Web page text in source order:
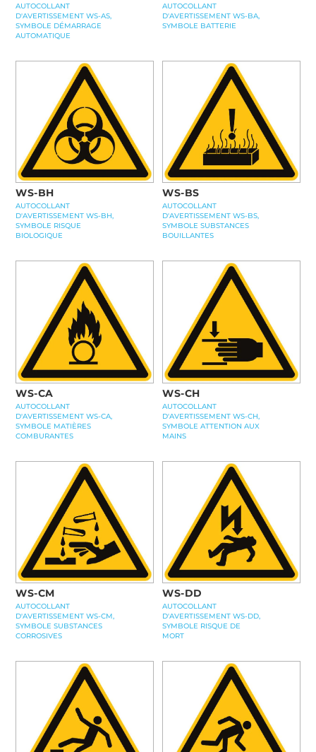
AUTOCOLLANT
D'AVERTISSEMENT WS-AS,
SYMBOLE DÉMARRAGE
AUTOMATIQUE
AUTOCOLLANT
D'AVERTISSEMENT WS-BA,
SYMBOLE BATTERIE
WS-BH
AUTOCOLLANT
D'AVERTISSEMENT WS-BH,
SYMBOLE RISQUE
BIOLOGIQUE
WS-BS
AUTOCOLLANT
D'AVERTISSEMENT WS-BS,
SYMBOLE SUBSTANCES
BOUILLANTES
WS-CA
AUTOCOLLANT
D'AVERTISSEMENT WS-CA,
SYMBOLE MATIÈRES
COMBURANTES
WS-CH
AUTOCOLLANT
D'AVERTISSEMENT WS-CH,
SYMBOLE ATTENTION AUX
MAINS
WS-CM
AUTOCOLLANT
D'AVERTISSEMENT WS-CM,
SYMBOLE SUBSTANCES
CORROSIVES
WS-DD
AUTOCOLLANT
D'AVERTISSEMENT WS-DD,
SYMBOLE RISQUE DE
MORT